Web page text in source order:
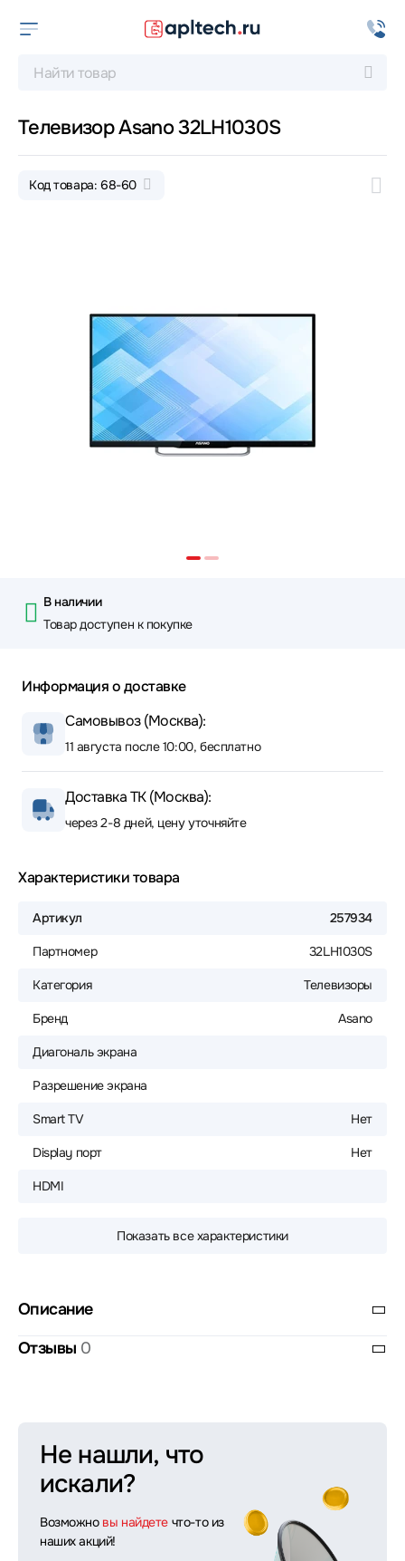
Телевизор Asano 32LH1030S
Код товара: 68-60
В наличии
Товар доступен к покупке
Информация о доставке
Самовывоз (Москва):
11 августа после 10:00, бесплатно
Доставка ТК (Москва):
через 2-8 дней, цену уточняйте
Характеристики товара
Артикул 257934
Партномер 32LH1030S
Категория Телевизоры
Бренд Asano
Диагональ экрана
Разрешение экрана
Smart TV Нет
Display порт Нет
HDMI
Показать все характеристики
Описание
Отзывы 0
Не нашли, что
искали?
Возможно вы найдете что-то из
наших акций!